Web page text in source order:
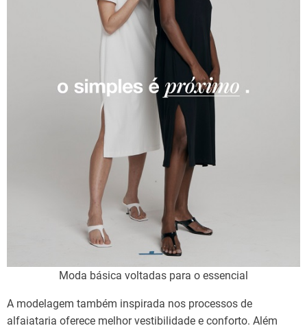
Moda básica voltadas para o essencial
A modelagem também inspirada nos processos de
alfaiataria oferece melhor vestibilidade e conforto. Além